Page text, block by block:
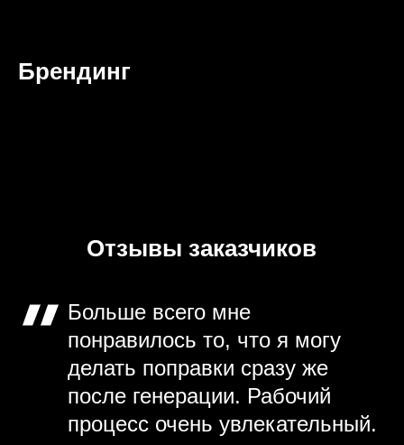
Брендинг
Отзывы заказчиков
Больше всего мне
понравилось то, что я могу
делать поправки сразу же
после генерации. Рабочий
процесс очень увлекательный.